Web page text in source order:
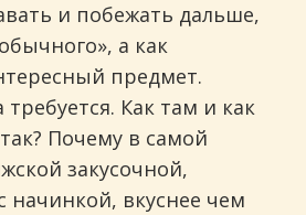
и побежать дальше,
а как
предмет.
Как там и как
Почему в самой
закусочной,
начинкой, вкуснее чем